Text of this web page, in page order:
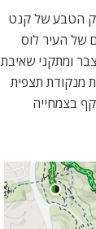
הטבע של קנט
של העיר לוס
ומתקני שאיבת
מנקודת תצפית
בצמחייה